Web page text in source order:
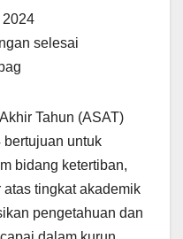
2024
selesai
Tahun (ASAT)
untuk
bidang ketertiban,
tingkat akademik
pengetahuan dan